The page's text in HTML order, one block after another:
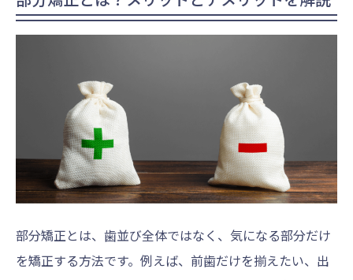
部分矯正とは、歯並び全体ではなく、気になる部分だけ
を矯正する方法です。例えば、前歯だけを揃えたい、出